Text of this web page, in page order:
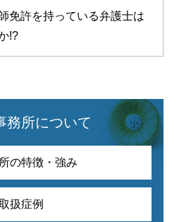
免許を持っている弁護士は
!?
務所について
の特徴・強み
扱症例